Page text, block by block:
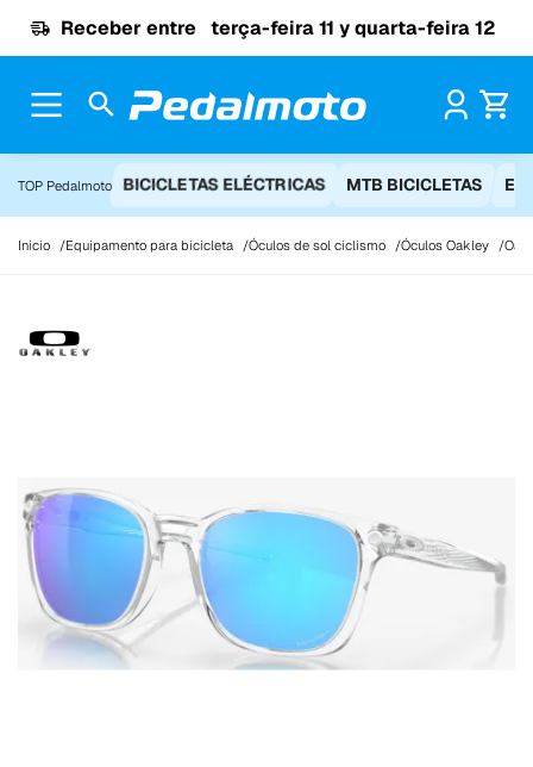
Receber entre terça-feira 11 y quarta-feira 12
TOP Pedalmoto BICICLETAS ELÉCTRICAS MTB BICICLETAS
Início Equipamento para bicicleta Óculos de sol ciclismo Óculos Oakley